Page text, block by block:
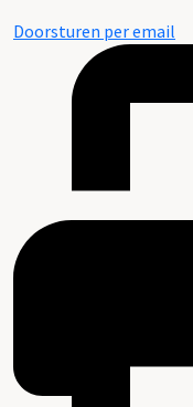
Doorsturen per email